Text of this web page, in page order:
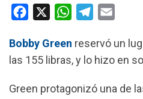
c
e
o
W
a
t
A
l
e
r
a
Bobby Green reservó un
las 155 libras, y lo hizo en
Green protagonizó una de